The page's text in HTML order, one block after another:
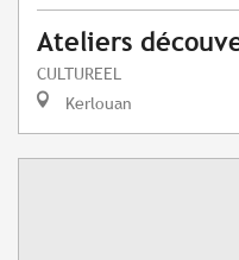
Ateliers
CULTUREEL
Kerlouan